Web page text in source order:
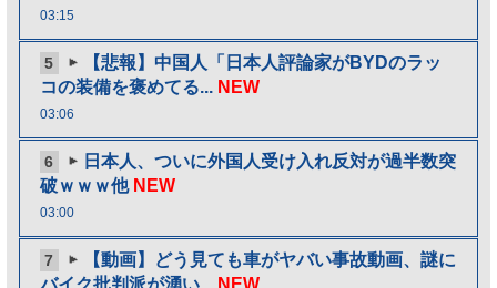
03:15
5
【悲報】中国人「日本人評論家がBYDのラッ
コの装備を褒めてる... NEW
03:06
6
日本人、ついに外国人受け入れ反対が過半数突
破ｗｗｗ他 NEW
03:00
7
【動画】どう見ても車がヤバい事故動画、謎に